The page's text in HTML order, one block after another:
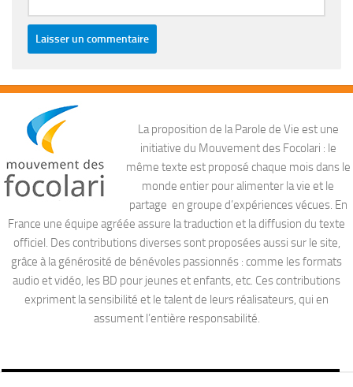
La proposition de la Parole de Vie est une
initiative du Mouvement des Focolari : le
même texte est proposé chaque mois dans le
monde entier pour alimenter la vie et le
partage en groupe d’expériences vécues. En
France une équipe agréée assure la traduction et la diffusion du texte
officiel. Des contributions diverses sont proposées aussi sur le site,
grâce à la générosité de bénévoles passionnés : comme les formats
audio et vidéo, les BD pour jeunes et enfants, etc. Ces contributions
expriment la sensibilité et le talent de leurs réalisateurs, qui en
assument l’entière responsabilité.